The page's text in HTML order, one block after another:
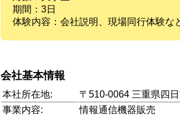
期間：3日
体験内容：会社説明、現場同行体験な
会社基本情報
本社所在地:
〒510-0064 三重県四
事業内容:
情報通信機器販売